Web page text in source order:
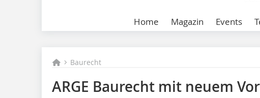
Home Magazin Events
Baurecht
ARGE Baurecht mit neuem